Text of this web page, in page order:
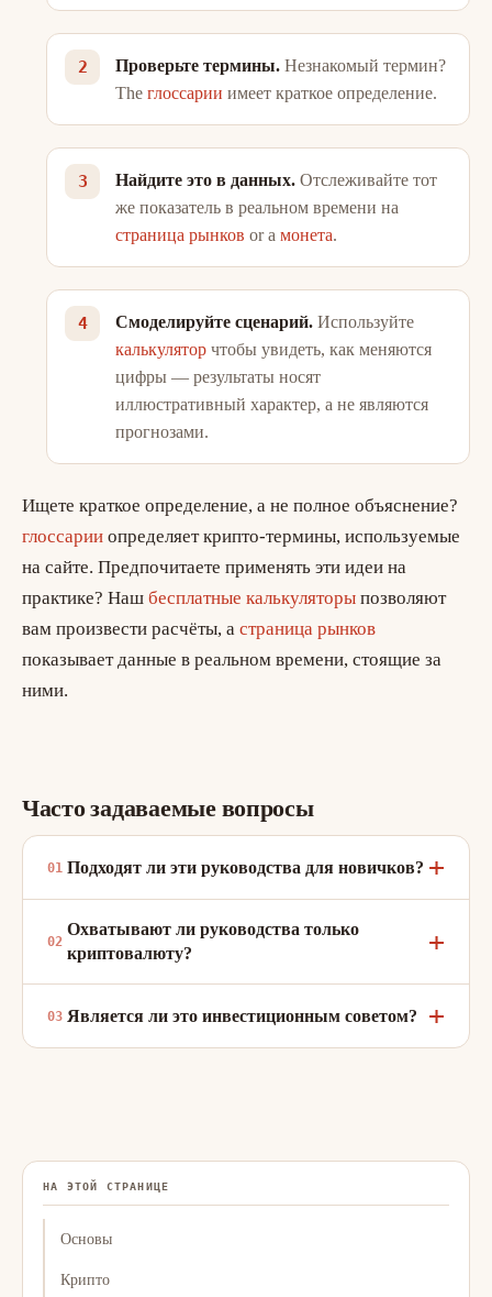
Проверьте термины. Незнакомый термин?
The глоссарии имеет краткое определение.
Найдите это в данных. Отслеживайте тот
же показатель в реальном времени на
страница рынков or a монета.
Смоделируйте сценарий. Используйте
калькулятор чтобы увидеть, как меняются
цифры — результаты носят
иллюстративный характер, а не являются
прогнозами.
Ищете краткое определение, а не полное объяснение?
глоссарии определяет крипто-термины, используемые
на сайте. Предпочитаете применять эти идеи на
практике? Наш бесплатные калькуляторы позволяют
вам произвести расчёты, а страница рынков
показывает данные в реальном времени, стоящие за
ними.
Часто задаваемые вопросы
Подходят ли эти руководства для новичков?
Охватывают ли руководства только
криптовалюту?
Является ли это инвестиционным советом?
НА ЭТОЙ СТРАНИЦЕ
Основы
Крипто